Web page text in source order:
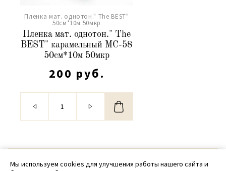
Пленка мат. однотон." The BEST"
50см*10м 50мкр
Пленка мат. однотон." The
BEST" карамельный МС-58
50см*10м 50мкр
200 руб.
© 2020 - 2026 SamPack
Мы используем cookies для улучшения работы нашего сайта и